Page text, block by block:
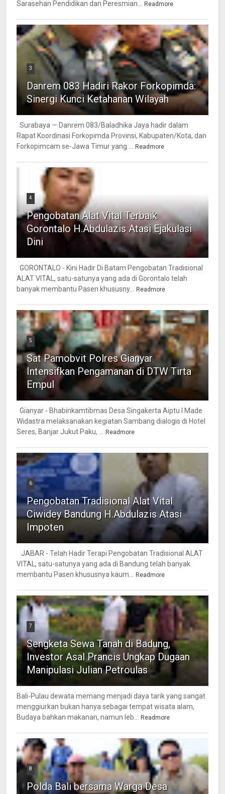
Sarasehan Pendidikan dan Peresmian... Readmore
3
Danrem 083 Hadiri Rakor Forkopimda:
Sinergi Kunci Ketahanan Wilayah
Surabaya — Danrem 083/Baladhika Jaya hadir dalam
Rapat Koordinasi Forkopimda Provinsi, Kabupaten/Kota, dan
Forkopimcam se-Jawa Timur yang ...
Readmore
4
Pengobatan Alat Vital Terbaik
Gorontalo H.Abdulazis Atasi Ejakulasi
Dini
GORONTALO - Kini Hadir Di Batam Pengobatan Tradisional
ALAT VITAL, satu-satunya yang ada di Gorontalo telah
banyak membantu Pasen khususny...
Readmore
5
Sat Pamobvit Polres Gianyar
Intensifkan Pengamanan di DTW Tirta
Empul
Gianyar - Bhabinkamtibmas Desa Singakerta Aiptu I Made
Widastra melaksanakan kegiatan Sambang dialogis di Hotel
Seres, Banjar Jukut Paku, ...
Readmore
6
Pengobatan Tradisional Alat Vital
Ciwidey Bandung H.Abdulazis Atasi
Impoten
JABAR - Telah Hadir Terapi Pengobatan Tradisional ALAT
VITAL, satu-satunya yang ada di Bandung telah banyak
membantu Pasen khususnya kaum...
Readmore
7
Sengketa Sewa Tanah di Badung,
Investor Asal Prancis Ungkap Dugaan
Manipulasi Julian Petroulas
Bali-Pulau dewata memang menjadi daya tarik yang sangat
menggiurkan bukan hanya sebagai tempat wisata alam,
Budaya bahkan makanan, namun leb...
Readmore
8
Polda Bali bersama Warga Desa